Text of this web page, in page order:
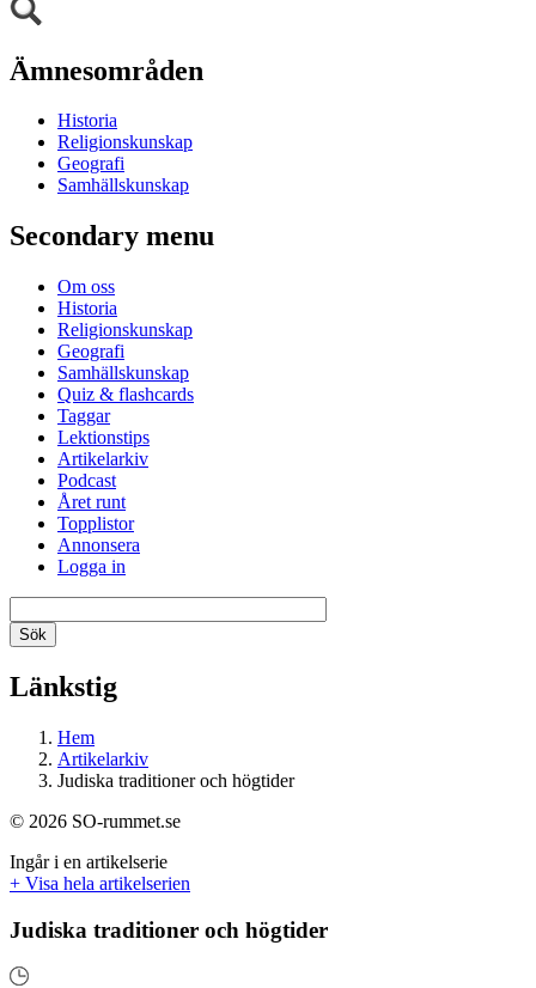
Ämnesområden
Historia
Religionskunskap
Geografi
Samhällskunskap
Secondary menu
Om oss
Historia
Religionskunskap
Geografi
Samhällskunskap
Quiz & flashcards
Taggar
Lektionstips
Artikelarkiv
Podcast
Året runt
Topplistor
Annonsera
Logga in
Länkstig
Hem
Artikelarkiv
Judiska traditioner och högtider
© 2026 SO-rummet.se
Ingår i en artikelserie
+ Visa hela artikelserien
Judiska traditioner och högtider